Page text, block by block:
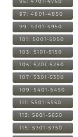
95: 4701-4750
97: 4801-4850
99: 4901-4950
101: 5001-5050
103: 5101-5150
105: 5201-5250
107: 5301-5350
109: 5401-5450
111: 5501-5550
113: 5601-5650
115: 5701-5750